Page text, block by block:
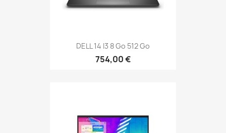
DELL 14 I3 8 Go 512 Go
754,00 €